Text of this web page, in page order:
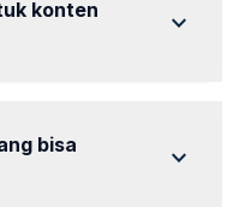
konten
expand_more
bisa
expand_more